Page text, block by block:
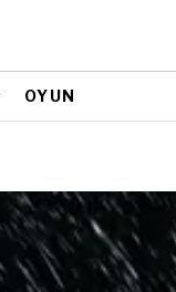
OYUN